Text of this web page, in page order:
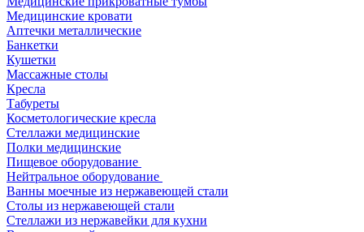
Медицинские кровати
Аптечки металлические
Банкетки
Кушетки
Массажные столы
Кресла
Табуреты
Косметологические кресла
Стеллажи медицинские
Полки медицинские
Пищевое оборудование
Нейтральное оборудование
Ванны моечные из нержавеющей стали
Столы из нержавеющей стали
Стеллажи из нержавейки для кухни